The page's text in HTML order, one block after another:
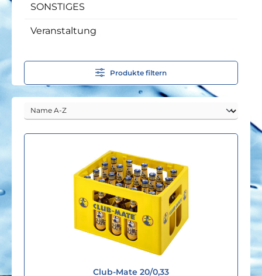
SONSTIGES
Veranstaltung
Produkte filtern
Club-Mate 20/0,33